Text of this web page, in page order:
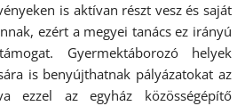
is aktívan részt vesz és saját
ezért a megyei tanács ez irányú
Gyermektáborozó helyek
is benyújthatnak pályázatokat az
ezzel az egyház közösségépítő